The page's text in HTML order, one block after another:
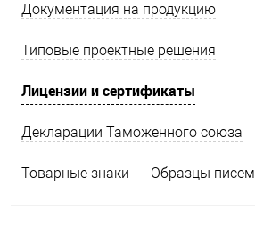
Документация на продукцию
Типовые проектные решения
Лицензии и сертификаты
Декларации Таможенного союза
Товарные знаки Образцы писем